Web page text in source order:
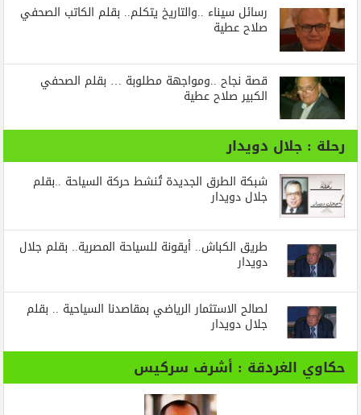
رسائل‭ ‬سيناء‭.. ‬والتاريخ‭ ‬يتكلم.. بقلم الكاتب الصحفي
صلاح عطية
قصة نجاح ..ومواجهة مطلوبة … بقلم الصحفي
الكبير صلاح عطية
رحلة : جلال دويدار
شبكة الطرق الجديدة تُنشط حركة السياحة ..بقلم
جلال دويدار
طريق الكباش.. أيقونة للسياحة المصرية.. بقلم جلال
دويدار
لصالح الاستثمار الرياضي بمقاصدنا السياحية .. بقلم
جلال دويدار
حكاوي الغردقة : أشرف سركيس